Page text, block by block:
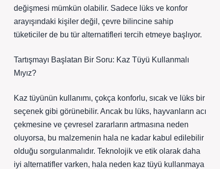
değişmesi mümkün olabilir. Sadece lüks ve konfor
arayışındaki kişiler değil, çevre bilincine sahip
tüketiciler de bu tür alternatifleri tercih etmeye başlıyor.
Tartışmayı Başlatan Bir Soru: Kaz Tüyü Kullanmalı
Mıyız?
Kaz tüyünün kullanımı, çokça konforlu, sıcak ve lüks bir
seçenek gibi görünebilir. Ancak bu lüks, hayvanların acı
çekmesine ve çevresel zararların artmasına neden
oluyorsa, bu malzemenin hala ne kadar kabul edilebilir
olduğu sorgulanmalıdır. Teknolojik ve etik olarak daha
iyi alternatifler varken, hala neden kaz tüyü kullanmaya